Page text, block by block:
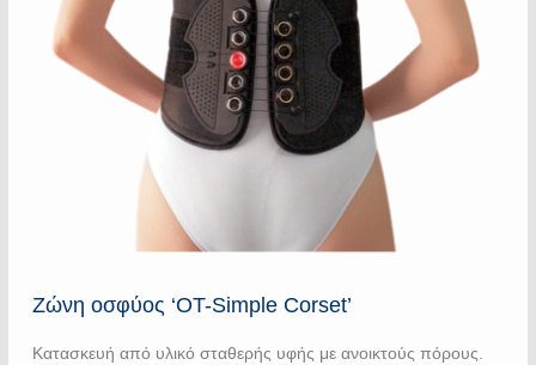
Ζώνη οσφύος ‘OT-Simple Corset’
Κατασκευή από υλικό σταθερής υφής με ανοικτούς πόρους.